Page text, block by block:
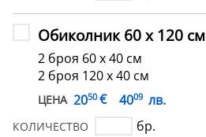
Обиколник 60 х 120 см
2 броя 60 х 40 см
2 броя 120 х 40 см
ЦЕНА 2050 € 4009 лв.
КОЛИЧЕСТВО бр.